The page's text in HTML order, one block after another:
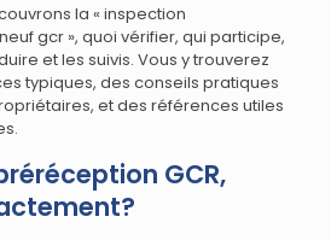
la « inspection
gcr », quoi vérifier, qui participe,
et les suivis. Vous y trouverez
typiques, des conseils pratiques
et des références utiles
GCR,